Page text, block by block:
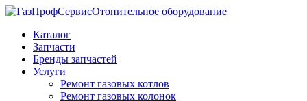
Отопительное оборудование
Каталог
Запчасти
Бренды запчастей
Услуги
Ремонт газовых котлов
Ремонт газовых колонок